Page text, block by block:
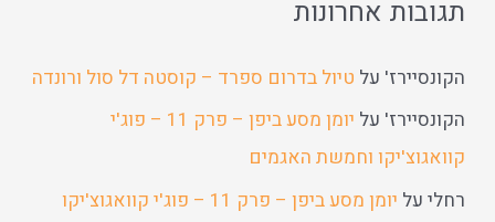
תגובות אחרונות
הקונסיירז' על טיול בדרום ספרד – קוסטה דל סול ורונדה
הקונסיירז' על
יומן מסע ביפן – פרק 11 – פוג'י
קוואגוצ'יקו וחמשת האגמים
רחליעל
יומן מסע ביפן – פרק 11 – פוג'י קוואגוצ'יקו